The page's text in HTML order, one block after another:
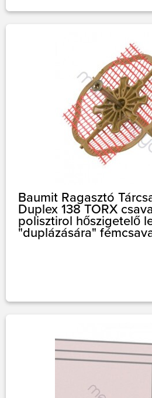
Baumit Ragasztó
Duplex 138 TORX
polisztirol hőszigetelő
"duplázására"